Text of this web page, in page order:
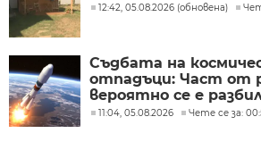
12:42, 05.08.2026 (обновена)
Съдбата на
отпадъци: Част от
вероятно се е
11:04, 05.08.2026 Чете се за: